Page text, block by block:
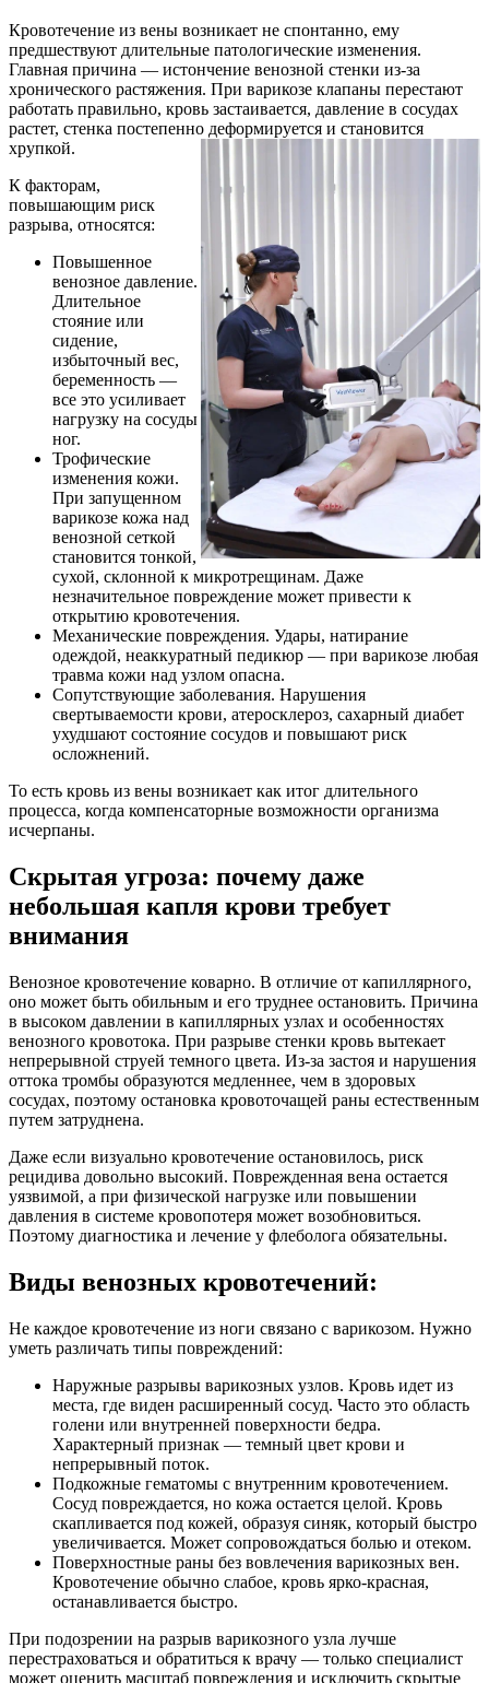
Кровотечение из вены возникает не спонтанно, ему
предшествуют длительные патологические изменения.
Главная причина — истончение венозной стенки из-за
хронического растяжения. При варикозе клапаны перестают
работать правильно, кровь застаивается, давление в сосудах
растет, стенка постепенно деформируется и становится
хрупкой.
К факторам,
повышающим риск
разрыва, относятся:
Повышенное
венозное давление.
Длительное
стояние или
сидение,
избыточный вес,
беременность —
все это усиливает
нагрузку на сосуды
ног.
Трофические
изменения кожи.
При запущенном
варикозе кожа над
венозной сеткой
становится тонкой,
сухой, склонной к микротрещинам. Даже
незначительное повреждение может привести к
открытию кровотечения.
Механические повреждения. Удары, натирание
одеждой, неаккуратный педикюр — при варикозе любая
травма кожи над узлом опасна.
Сопутствующие заболевания. Нарушения
свертываемости крови, атеросклероз, сахарный диабет
ухудшают состояние сосудов и повышают риск
осложнений.
То есть кровь из вены возникает как итог длительного
процесса, когда компенсаторные возможности организма
исчерпаны.
Скрытая угроза: почему даже
небольшая капля крови требует
внимания
Венозное кровотечение коварно. В отличие от капиллярного,
оно может быть обильным и его труднее остановить. Причина
в высоком давлении в капиллярных узлах и особенностях
венозного кровотока. При разрыве стенки кровь вытекает
непрерывной струей темного цвета. Из-за застоя и нарушения
оттока тромбы образуются медленнее, чем в здоровых
сосудах, поэтому остановка кровоточащей раны естественным
путем затруднена.
Даже если визуально кровотечение остановилось, риск
рецидива довольно высокий. Поврежденная вена остается
уязвимой, а при физической нагрузке или повышении
давления в системе кровопотеря может возобновиться.
Поэтому диагностика и лечение у флеболога обязательны.
Виды венозных кровотечений:
Не каждое кровотечение из ноги связано с варикозом. Нужно
уметь различать типы повреждений:
Наружные разрывы варикозных узлов. Кровь идет из
места, где виден расширенный сосуд. Часто это область
голени или внутренней поверхности бедра.
Характерный признак — темный цвет крови и
непрерывный поток.
Подкожные гематомы с внутренним кровотечением.
Сосуд повреждается, но кожа остается целой. Кровь
скапливается под кожей, образуя синяк, который быстро
увеличивается. Может сопровождаться болью и отеком.
Поверхностные раны без вовлечения варикозных вен.
Кровотечение обычно слабое, кровь ярко-красная,
останавливается быстро.
При подозрении на разрыв варикозного узла лучше
перестраховаться и обратиться к врачу — только специалист
может оценить масштаб повреждения и исключить скрытые